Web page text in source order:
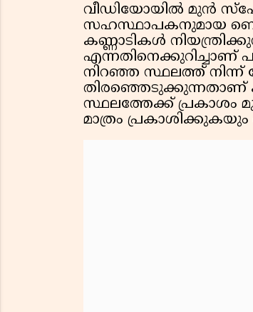
വീഡിയോയില്‍ മുന്‍
സഹസ്ഥാപകനുമായ ബെന്‍
കണ്ണാടികള്‍
എന്നതിനെക്കുറിച്ചാണ്
നിറഞ്ഞ സ്ഥലത്ത്
സ്ഥലത്തേക്ക് പ്രകാശം
മാത്രം